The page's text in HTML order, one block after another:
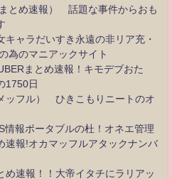
とめ速報） 話題な事件からおも
キャラだいすき永遠の非リア充・
為のマニアックサイト
まとめ速報！キモデブおた
1750日
ッフル） ひきこもりニートのオ
情報ポータブルの杜！オネエ管理
速報!オカマッフルアタックナンバ
め速報！！大帝イタチにラリアッ